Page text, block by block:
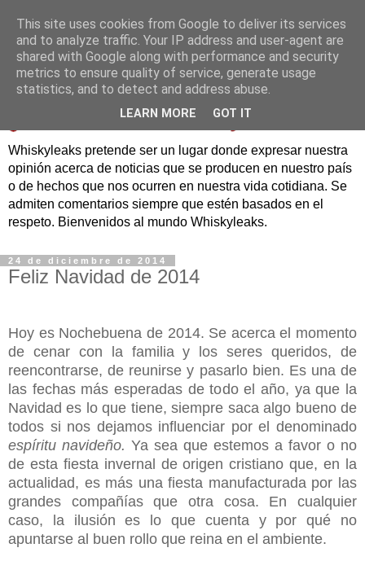
Whiskyleaks pretende ser un lugar donde expresar nuestra
opinión acerca de noticias que se producen en nuestro país
o de hechos que nos ocurren en nuestra vida cotidiana. Se
admiten comentarios siempre que estén basados en el
respeto. Bienvenidos al mundo Whiskyleaks.
24 de diciembre de 2014
Feliz Navidad de 2014
Hoy es Nochebuena de 2014. Se acerca el momento
de cenar con la familia y los seres queridos, de
reencontrarse, de reunirse y pasarlo bien. Es una de
las fechas más esperadas de todo el año, ya que la
Navidad es lo que tiene, siempre saca algo bueno de
todos si nos dejamos influenciar por el denominado
espíritu navideño. Ya sea que estemos a favor o no
de esta fiesta invernal de origen cristiano que, en la
actualidad, es más una fiesta manufacturada por las
grandes compañías que otra cosa. En cualquier
caso, la ilusión es lo que cuenta y por qué no
apuntarse al buen rollo que reina en el ambiente.
This site uses cookies from Google to deliver its services
and to analyze traffic. Your IP address and user-agent are
shared with Google along with performance and security
metrics to ensure quality of service, generate usage
statistics, and to detect and address abuse.
LEARN MORE GOT IT